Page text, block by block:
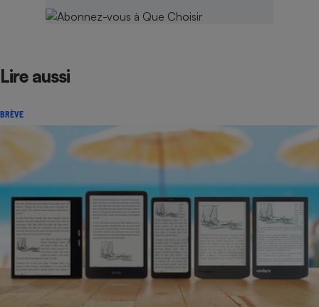
Lire aussi
BRÈVE